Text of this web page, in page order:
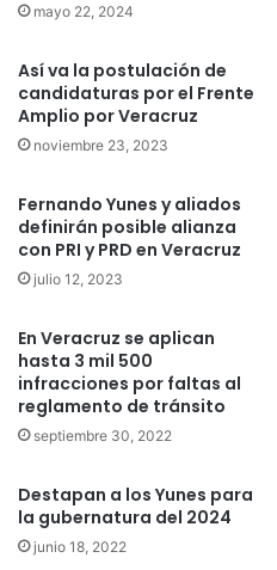
mayo 22, 2024
Así va la postulación de
candidaturas por el Frente
Amplio por Veracruz
noviembre 23, 2023
Fernando Yunes y aliados
definirán posible alianza
con PRI y PRD en Veracruz
julio 12, 2023
En Veracruz se aplican
hasta 3 mil 500
infracciones por faltas al
reglamento de tránsito
septiembre 30, 2022
Destapan a los Yunes para
la gubernatura del 2024
junio 18, 2022